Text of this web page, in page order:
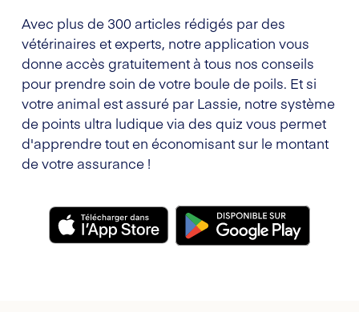
Avec plus de 300 articles rédigés par des
vétérinaires et experts, notre application vous
donne accès gratuitement à tous nos conseils
pour prendre soin de votre boule de poils. Et si
votre animal est assuré par Lassie, notre système
de points ultra ludique via des quiz vous permet
d'apprendre tout en économisant sur le montant
de votre assurance !